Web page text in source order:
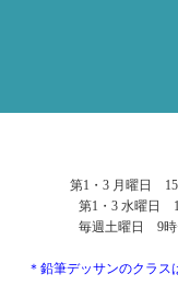
第1・3 月曜日
第1・3 水曜日
毎週土曜日 9
＊鉛筆デッサンのクラ